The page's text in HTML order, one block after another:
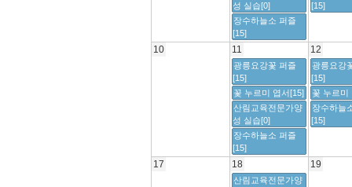
10 11 12
17 18 19
성 실습[0]
[15]
장수하늘소 퍼즐
[15]
광릉요강꽃 퍼즐
[15]
광릉요강
[15]
꽃 누르미 엽서[15]
꽃 누르미
산림교육전문가양
성 실습[0]
장수하늘
[15]
장수하늘소 퍼즐
[15]
산림교육전문가양